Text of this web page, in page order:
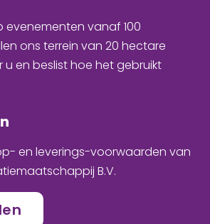
evenementen vanaf 100
ons terrein van 20 hectare
u en beslist hoe het gebruikt
en leverings-voorwaarden van
B.V.